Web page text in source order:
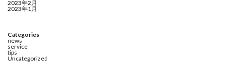
2023年2月
2023年1月
Categories
news
service
tips
Uncategorized